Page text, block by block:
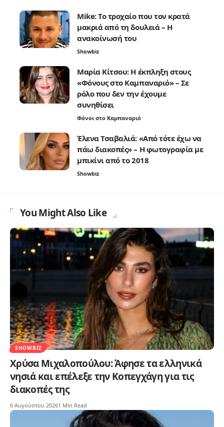
Mike: Το τροχαίο που τον κρατά
μακριά από τη δουλειά – Η
ανακοίνωσή του
Showbiz
Μαρία Κίτσου: Η έκπληξη στους
«Φόνους στο Καμπαναριό» – Σε
ρόλο που δεν την έχουμε
συνηθίσει
Φόνοι στο Καμπαναριό
Έλενα Τσαβαλιά: «Από τότε έχω να
πάω διακοπές» – Η φωτογραφία με
μπικίνι από το 2018
Showbiz
You Might Also Like
SHOWBIZ
Χρύσα Μιχαλοπούλου: Άφησε τα ελληνικά
νησιά και επέλεξε την Κοπεγχάγη για τις
διακοπές της
6 Αυγούστου 20261 Min Read